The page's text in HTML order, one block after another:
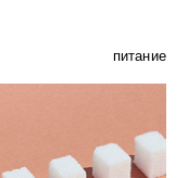
питание